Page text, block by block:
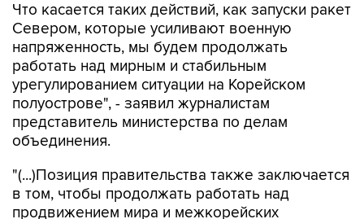
Что касается таких действий, как запуски ракет
Севером, которые усиливают военную
напряженность, мы будем продолжать
работать над мирным и стабильным
урегулированием ситуации на Корейском
полуострове", - заявил журналистам
представитель министерства по делам
объединения.
"(...)Позиция правительства также заключается
в том, чтобы продолжать работать над
продвижением мира и межкорейских